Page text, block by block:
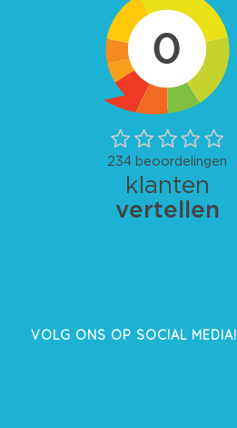
VOLG ONS OP SOCIAL MEDIA!